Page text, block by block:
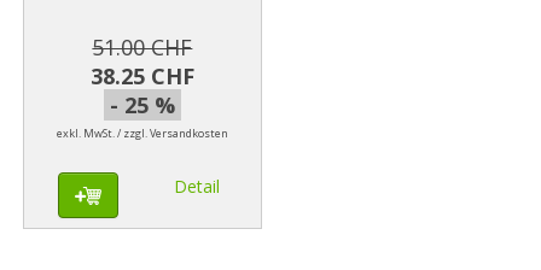
51.00 CHF
38.25 CHF
- 25 %
exkl. MwSt. / zzgl. Versandkosten
Detail